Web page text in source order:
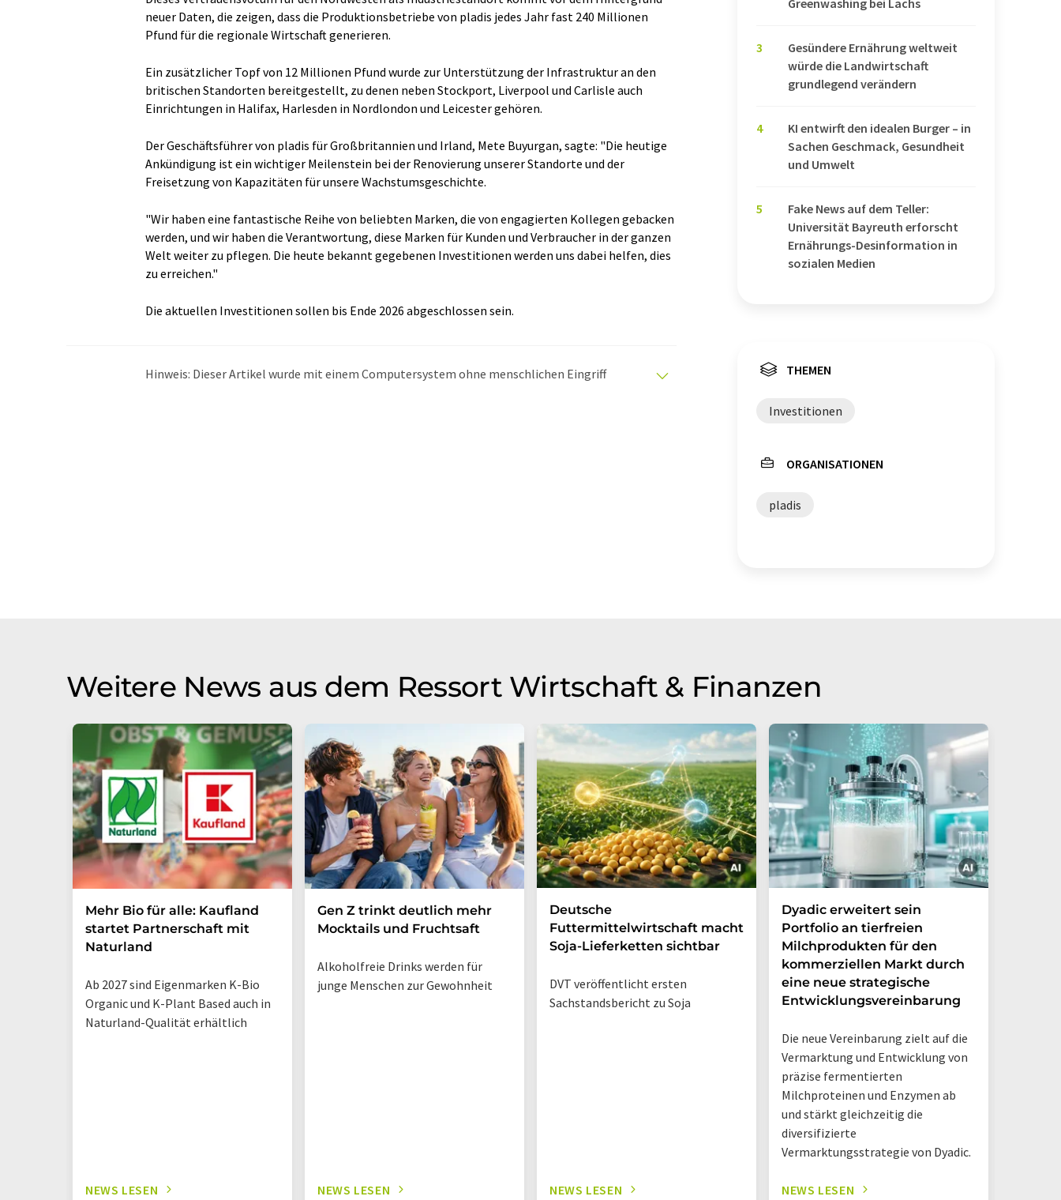
neuer Daten, die zeigen, dass die Produktionsbetriebe von pladis jedes Jahr fast 240 Millionen
Pfund für die regionale Wirtschaft generieren.
Ein zusätzlicher Topf von 12 Millionen Pfund wurde zur Unterstützung der Infrastruktur an den
britischen Standorten bereitgestellt, zu denen neben Stockport, Liverpool und Carlisle auch
Einrichtungen in Halifax, Harlesden in Nordlondon und Leicester gehören.
Der Geschäftsführer von pladis für Großbritannien und Irland, Mete Buyurgan, sagte: "Die heutige
Ankündigung ist ein wichtiger Meilenstein bei der Renovierung unserer Standorte und der
Freisetzung von Kapazitäten für unsere Wachstumsgeschichte.
"Wir haben eine fantastische Reihe von beliebten Marken, die von engagierten Kollegen gebacken
werden, und wir haben die Verantwortung, diese Marken für Kunden und Verbraucher in der ganzen
Welt weiter zu pflegen. Die heute bekannt gegebenen Investitionen werden uns dabei helfen, dies
zu erreichen."
Die aktuellen Investitionen sollen bis Ende 2026 abgeschlossen sein.
Hinweis: Dieser Artikel wurde mit einem Computersystem ohne menschlichen Eingriff
3
Gesündere Ernährung weltweit
würde die Landwirtschaft
grundlegend verändern
4
KI entwirft den idealen Burger – in
Sachen Geschmack, Gesundheit
und Umwelt
5
Fake News auf dem Teller:
Universität Bayreuth erforscht
Ernährungs-Desinformation in
sozialen Medien
THEMEN
Investitionen
ORGANISATIONEN
pladis
Weitere News aus dem Ressort Wirtschaft & Finanzen
Mehr Bio für alle: Kaufland
startet Partnerschaft mit
Naturland
Ab 2027 sind Eigenmarken K-Bio
Organic und K-Plant Based auch in
Naturland-Qualität erhältlich
NEWS LESEN
Gen Z trinkt deutlich mehr
Mocktails und Fruchtsaft
Alkoholfreie Drinks werden für
junge Menschen zur Gewohnheit
NEWS LESEN
Deutsche
Futtermittelwirtschaft macht
Soja-Lieferketten sichtbar
DVT veröffentlicht ersten
Sachstandsbericht zu Soja
NEWS LESEN
Dyadic erweitert sein
Portfolio an tierfreien
Milchprodukten für den
kommerziellen Markt durch
eine neue strategische
Entwicklungsvereinbarung
Die neue Vereinbarung zielt auf die
Vermarktung und Entwicklung von
präzise fermentierten
Milchproteinen und Enzymen ab
und stärkt gleichzeitig die
diversifizierte
Vermarktungsstrategie von Dyadic.
NEWS LESEN